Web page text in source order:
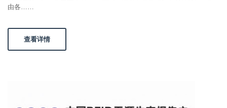
由各……
查看详情